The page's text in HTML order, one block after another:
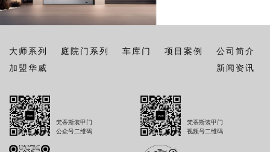
大师系列 庭院门系列 车库门 项目案例
公司简介
加盟华威
新闻资讯
梵蒂斯装甲门
公众号二维码
梵蒂斯装甲门
视频号二维码